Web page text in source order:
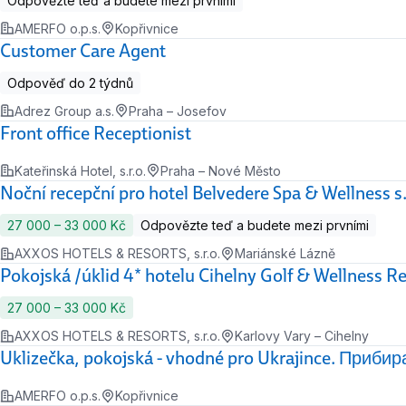
AMERFO o.p.s.
Kopřivnice
Customer Care Agent
Odpověď do 2 týdnů
Adrez Group a.s.
Praha – Josefov
Front office Receptionist
Kateřinská Hotel, s.r.o. Praha – Nové Město
Noční recepční pro hotel Belvedere Spa & Wellness
27 000 ‍–‍ 33 000 Kč
Odpovězte teď a budete mezi prvními
AXXOS HOTELS & RESORTS, s.r.o.
Mariánské Lázně
Pokojská /úklid 4* hotelu Cihelny Golf & Wellness
27 000 ‍–‍ 33 000 Kč
AXXOS HOTELS & RESORTS, s.r.o.
Karlovy Vary – Cihelny
Uklizečka, pokojská - vhodné pro Ukrajince.
AMERFO o.p.s. Kopřivnice